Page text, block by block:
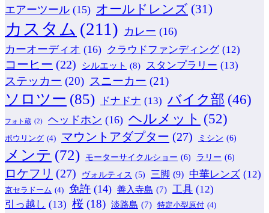
エアーツール (15) オールドレンズ (31)
カスタム (211) カレー (16)
カーオーディオ (16) クラウドファンディング (12)
コーヒー (22) シルエット (8) スタンプラリー (13)
ステッカー (20) スニーカー (21)
ソロツー (85) ドナドナ (13) バイク部 (46)
フォト蔵 (2) ヘッドホン (16) ヘルメット (52)
ボウリング (4) マウントアダプター (27) ミシン (6)
メンテ (72) モーターサイクルショー (6) ラリー (6)
ロケフリ (27) ヴォルティス (5) 三脚 (9) 中華レンズ (12)
京セラドーム (4) 免許 (14) 善入寺島 (7) 工具 (12)
引っ越し (13) 桜 (18) 淡路島 (7) 特定小型原付 (4)